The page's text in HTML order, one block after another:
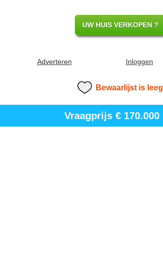
UW HUIS VERKOPEN ?
Adverteren Inloggen
Bewaarlijst is leeg
Vraagprijs € 170.000